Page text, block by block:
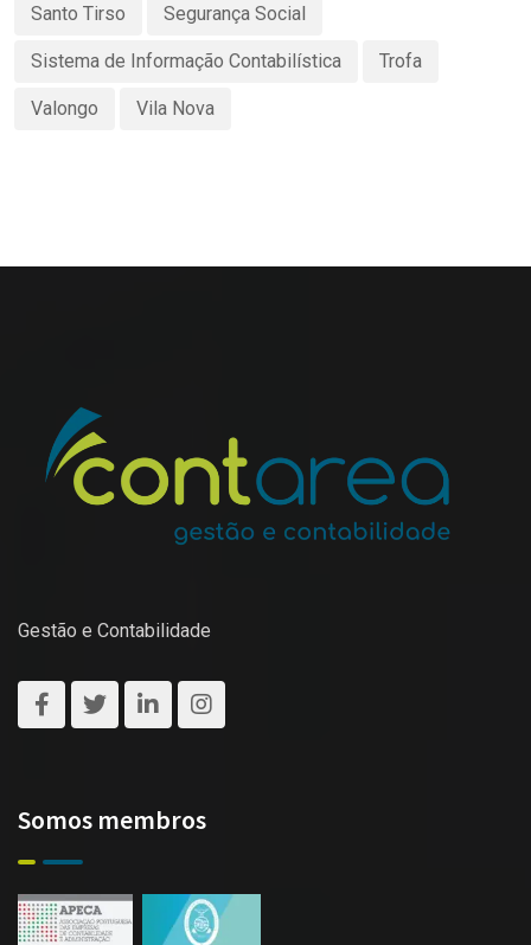
Santo Tirso Segurança Social
Sistema de Informação Contabilística Trofa
Valongo Vila Nova
Gestão e Contabilidade
Somos membros